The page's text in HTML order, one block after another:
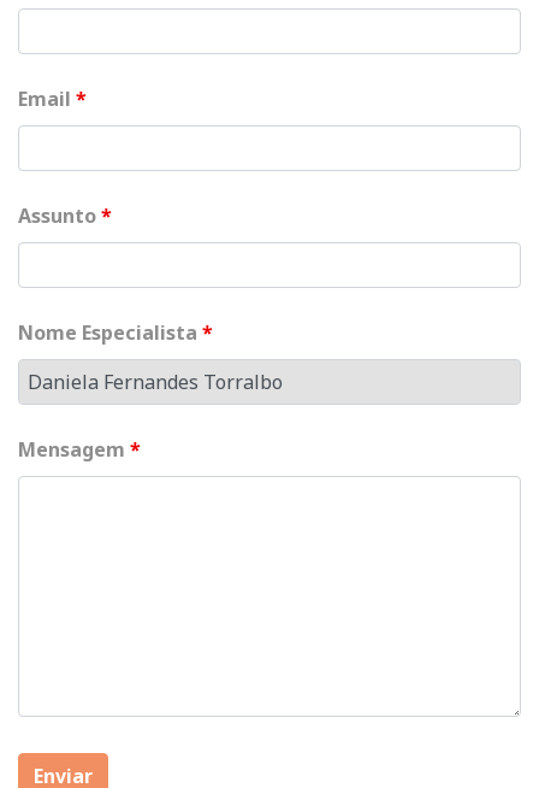
Email *
Assunto*
Nome Especialista *
Mensagem *